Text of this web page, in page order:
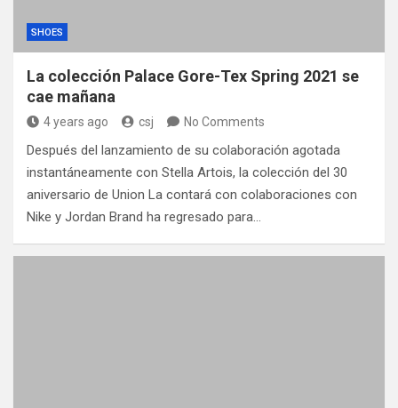
SHOES
La colección Palace Gore-Tex Spring 2021 se
cae mañana
4 years ago csj No Comments
Después del lanzamiento de su colaboración agotada
instantáneamente con Stella Artois, la colección del 30
aniversario de Union La contará con colaboraciones con
Nike y Jordan Brand ha regresado para…